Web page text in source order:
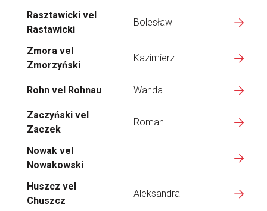
Rasztawicki vel
Rastawicki
Bolesław
Zmora vel
Zmorzyński
Kazimierz
Rohn vel Rohnau Wanda
Zaczyński vel
Zaczek
Roman
Nowak vel
Nowakowski
-
Huszcz vel
Chuszcz
Aleksandra